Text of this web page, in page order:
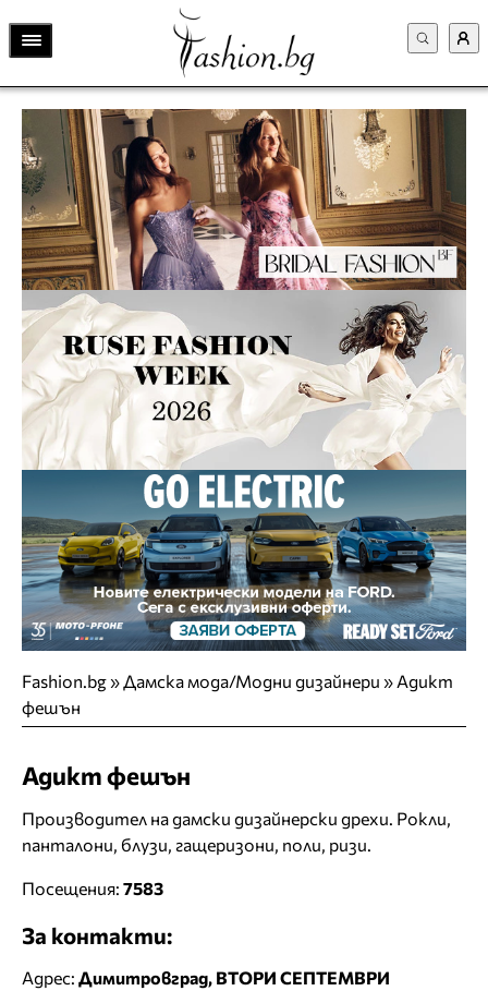
Fashion.bg»Дамска мода/Модни дизайнери » Адикт
фешън
Адикт фешън
Производител на дамски дизайнерски дрехи. Рокли,
панталони, блузи, гащеризони, поли, ризи.
Посещения: 7583
За контакти:
Адрес: Димитровград, ВТОРИ СЕПТЕМВРИ